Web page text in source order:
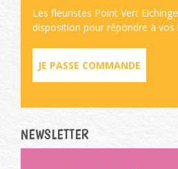
Les fleuristes Point Vert
disposition pour répondre à vos
JE PASSE COMMANDE
NEWSLETTER